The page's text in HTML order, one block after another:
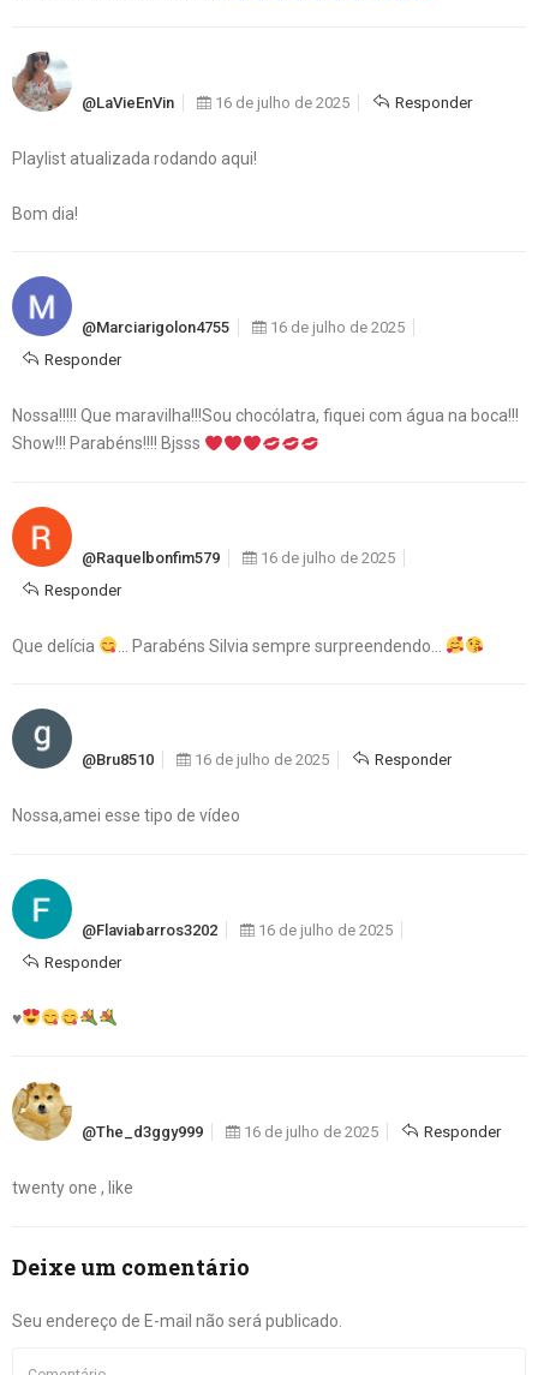
@LaVieEnVin 16 de julho de 2025 Responder
Playlist atualizada rodando aqui!
Bom dia!
@marciarigolon4755
16 de julho de 2025
Responder
Nossa!!!!! Que maravilha!!!Sou chocólatra, fiquei com água na boca!!!
Show!!! Parabéns!!!! Bjsss
@raquelbonfim579
16 de julho de 2025
Responder
Que delícia … Parabéns Silvia sempre surpreendendo…
@bru8510 16 de julho de 2025 Responder
Nossa,amei esse tipo de vídeo
@flaviabarros3202
16 de julho de 2025
Responder
♥️
@the_d3ggy999 16 de julho de 2025 Responder
twenty one , like
Deixe um comentário
Seu endereço de E-mail não será publicado.